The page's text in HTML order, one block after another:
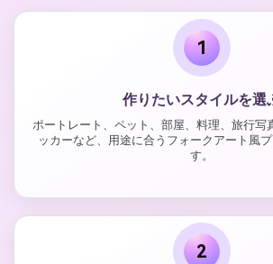
1
作りたいスタイルを選
ポートレート、ペット、部屋、料理、旅行写
ッカーなど、用途に合うフォークアート風
す。
2